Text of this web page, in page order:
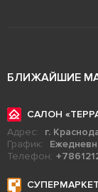
БЛИЖАЙШИЕ
САЛОН
Адрес:
г.
График:
Телефон: